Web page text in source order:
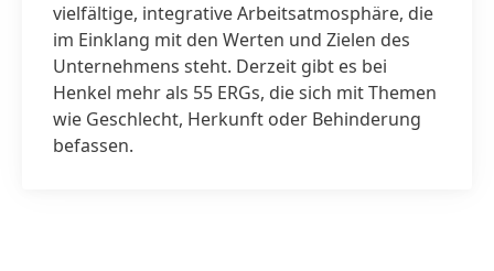
vielfältige, integrative Arbeitsatmosphäre, die
im Einklang mit den Werten und Zielen des
Unternehmens steht. Derzeit gibt es bei
Henkel mehr als 55 ERGs, die sich mit Themen
wie Geschlecht, Herkunft oder Behinderung
befassen.